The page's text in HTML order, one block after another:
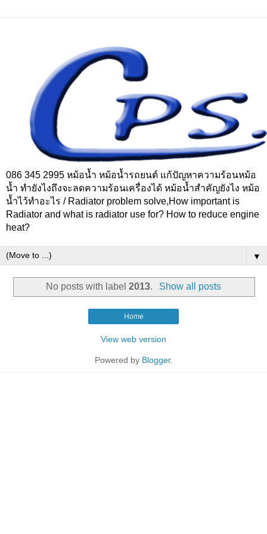
086 345 2995 หม้อน้ำ หม้อน้ำรถยนต์ แก้ปัญหาความร้อนหม้อ
น้ำ ทำยังไงถึงจะลดความร้อนเครื่องได้ หม้อน้ำสำคัญยังไง หม้อ
น้ำไว้ทำอะไร / Radiator problem solve,How important is
Radiator and what is radiator use for? How to reduce engine
heat?
▼
No posts with label2013. Show all posts
Home
View web version
Powered by Blogger.